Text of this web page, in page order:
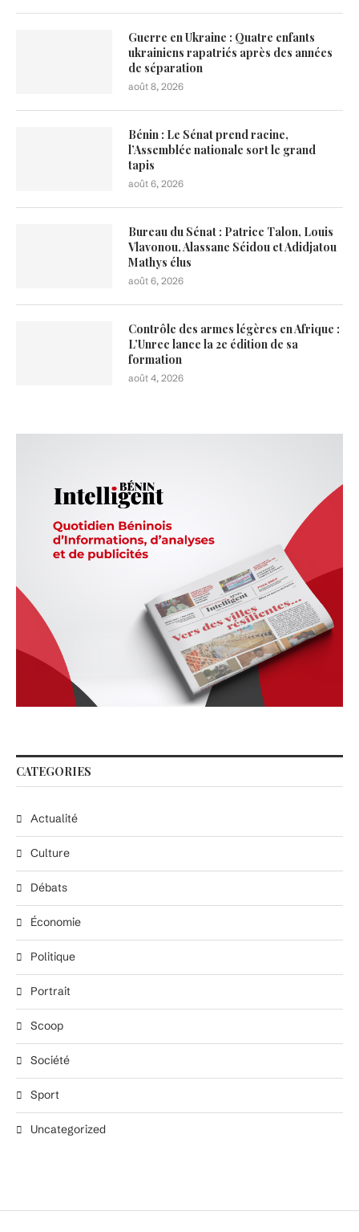
Guerre en Ukraine : Quatre enfants
ukrainiens rapatriés après des années
de séparation
août 8, 2026
Bénin : Le Sénat prend racine,
l’Assemblée nationale sort le grand
tapis
août 6, 2026
Bureau du Sénat : Patrice Talon, Louis
Vlavonou, Alassane Séidou et Adidjatou
Mathys élus
août 6, 2026
Contrôle des armes légères en Afrique :
L’Unrec lance la 2e édition de sa
formation
août 4, 2026
CATEGORIES
Actualité
Culture
Débats
Économie
Politique
Portrait
Scoop
Société
Sport
Uncategorized